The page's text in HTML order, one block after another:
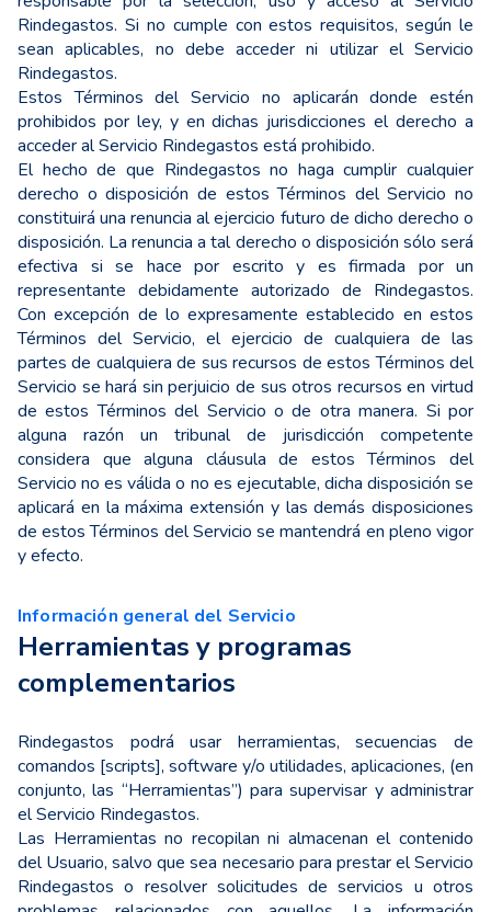
Rindegastos. Si no cumple con estos requisitos, según le
sean aplicables, no debe acceder ni utilizar el Servicio
Rindegastos.
Estos Términos del Servicio no aplicarán donde estén
prohibidos por ley, y en dichas jurisdicciones el derecho a
acceder al Servicio Rindegastos está prohibido.
El hecho de que Rindegastos no haga cumplir cualquier
derecho o disposición de estos Términos del Servicio no
constituirá una renuncia al ejercicio futuro de dicho derecho o
disposición. La renuncia a tal derecho o disposición sólo será
efectiva si se hace por escrito y es firmada por un
representante debidamente autorizado de Rindegastos.
Con excepción de lo expresamente establecido en estos
Términos del Servicio, el ejercicio de cualquiera de las
partes de cualquiera de sus recursos de estos Términos del
Servicio se hará sin perjuicio de sus otros recursos en virtud
de estos Términos del Servicio o de otra manera. Si por
alguna razón un tribunal de jurisdicción competente
considera que alguna cláusula de estos Términos del
Servicio no es válida o no es ejecutable, dicha disposición se
aplicará en la máxima extensión y las demás disposiciones
de estos Términos del Servicio se mantendrá en pleno vigor
y efecto.
Información general del Servicio
Herramientas y programas
complementarios
Rindegastos podrá usar herramientas, secuencias de
comandos [scripts], software y/o utilidades, aplicaciones, (en
conjunto, las “Herramientas”) para supervisar y administrar
el Servicio Rindegastos.
Las Herramientas no recopilan ni almacenan el contenido
del Usuario, salvo que sea necesario para prestar el Servicio
Rindegastos o resolver solicitudes de servicios u otros